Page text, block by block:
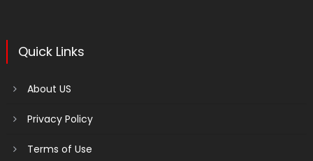
Quick Links
About US
Privacy Policy
Terms of Use